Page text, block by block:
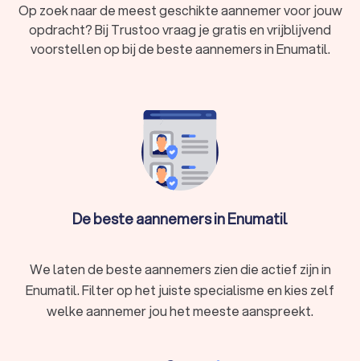
Op zoek naar de meest geschikte aannemer voor jouw
opdracht? Bij Trustoo vraag je gratis en vrijblijvend
voorstellen op bij de beste aannemers in Enumatil.
De beste aannemers in Enumatil
We laten de beste aannemers zien die actief zijn in
Enumatil. Filter op het juiste specialisme en kies zelf
welke aannemer jou het meeste aanspreekt.